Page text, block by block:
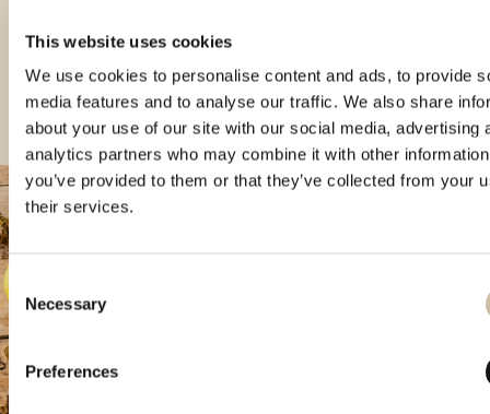
This website uses cookies
We use cookies to personalise content and ads, to provide
media features and to analyse our traffic. We also share
about your use of our site with our social media, advertising
analytics partners who may combine it with other
you’ve provided to them or that they’ve collected from your
their services.
Consent
Selection
Necessary
Preferences